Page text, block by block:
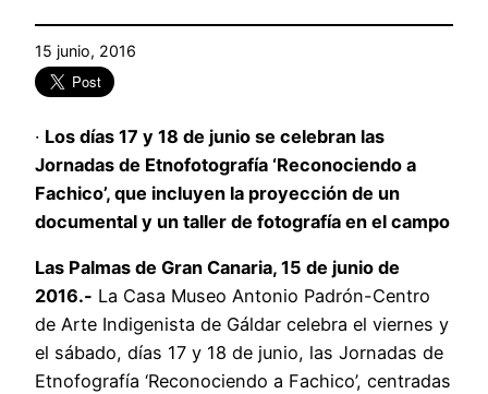
15 junio, 2016
· Los días 17 y 18 de junio se celebran las
Jornadas de Etnofotografía ‘Reconociendo a
Fachico’, que incluyen la proyección de un
documental y un taller de fotografía en el campo
Las Palmas de Gran Canaria, 15 de junio de
2016.- La Casa Museo Antonio Padrón-Centro
de Arte Indigenista de Gáldar celebra el viernes y
el sábado, días 17 y 18 de junio, las Jornadas de
Etnofografía ‘Reconociendo a Fachico’, centradas